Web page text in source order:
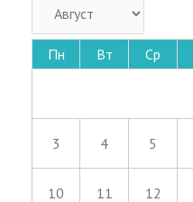
Пн Вт Ср
3 4 5
10 11 12